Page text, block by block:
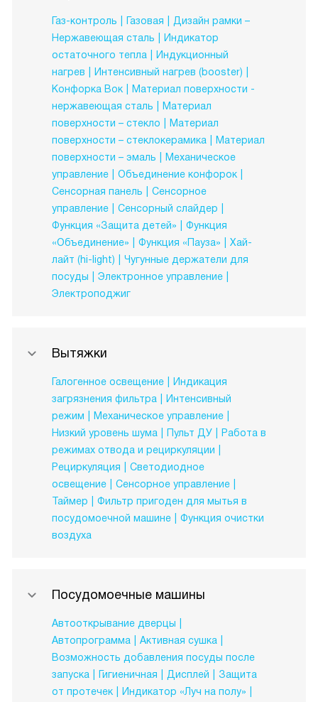
Газ-контроль Газовая
Дизайн рамки –
Нержавеющая сталь
Индикатор
остаточного тепла
Индукционный
нагрев
Интенсивный нагрев (booster)
Конфорка Вок
Материал поверхности -
нержавеющая сталь
Материал
поверхности – стекло
Материал
поверхности – стеклокерамика
Материал
поверхности – эмаль
Механическое
управление
Объединение конфорок
Сенсорная панель
Сенсорное
управление
Сенсорный слайдер
Функция «Защита детей»
Функция
«Объединение»
Функция «Пауза»
Хай-
лайт (hi-light)
Чугунные держатели для
посуды
Электронное управление
Электроподжиг
Вытяжки
Галогенное освещение
Индикация
загрязнения фильтра
Интенсивный
режим
Механическое управление
Низкий уровень шума
Пульт ДУ
Работа в
режимах отвода и рециркуляции
Рециркуляция
Светодиодное
освещение
Сенсорное управление
Таймер
Фильтр пригоден для мытья в
посудомоечной машине
Функция очистки
воздуха
Посудомоечные машины
Автооткрывание дверцы
Автопрограмма
Активная сушка
Возможность добавления посуды после
запуска
Гигиеничная Дисплей
Защита
от протечек
Индикатор «Луч на полу»